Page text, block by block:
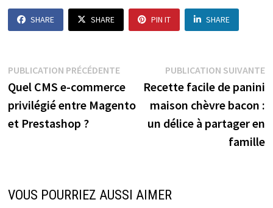
SHARE SHARE PIN IT SHARE
Navigation
de
l’article
PUBLICATION PRÉCÉDENTEPublication
précédente :
Quel CMS e-commerce
privilégié entre Magento
et Prestashop ?
PUBLICATION SUIVANTE
Recette facile de panini
maison chèvre bacon :
un délice à partager en
famille
VOUS POURRIEZ AUSSI AIMER